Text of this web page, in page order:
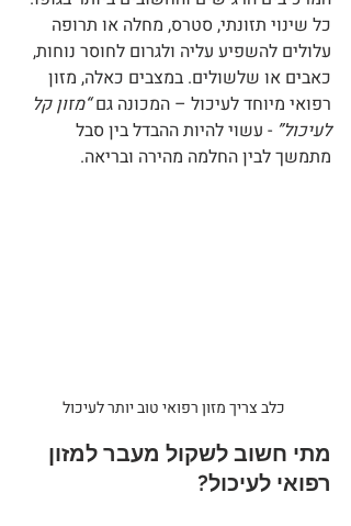
כל שינוי תזונתי, סטרס, מחלה או תרופה
עלולים להשפיע עליה ולגרום לחוסר נוחות,
כאבים או שלשולים. במצבים כאלה, מזון
רפואי מיוחד לעיכול – המכונה גם “מזון קל
לעיכול” - עשוי להיות ההבדל בין סבל
מתמשך לבין החלמה מהירה ובריאה.
כלב צריך מזון רפואי טוב יותר לעיכול
מתי חשוב לשקול מעבר למזון
רפואי לעיכול?